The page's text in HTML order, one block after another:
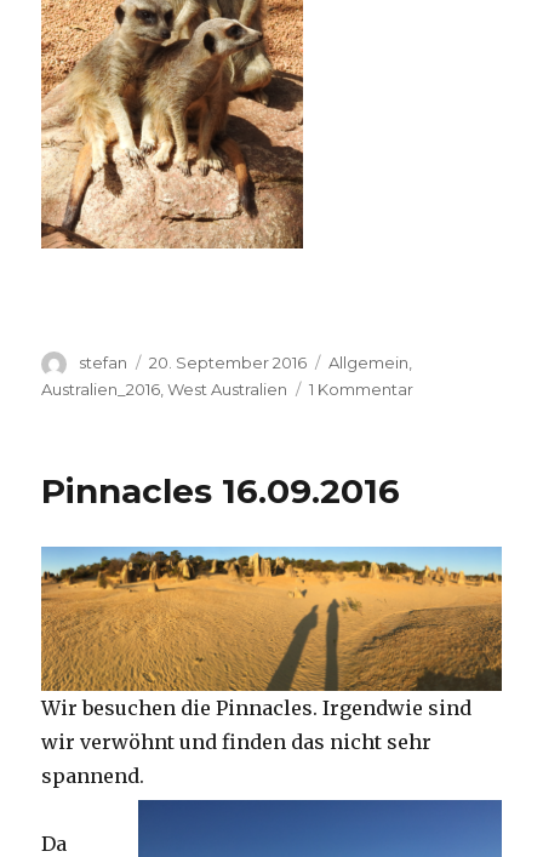
Autor
stefan
Veröffentlicht
am
20. September 2016 Kategorien
Allgemein,
Australien_2016 ,West Australien 1 Kommentarzu
Pinnacles 16.09.2016
Wir besuchen die Pinnacles. Irgendwie sind
wir verwöhnt und finden das nicht sehr
spannend.
Da